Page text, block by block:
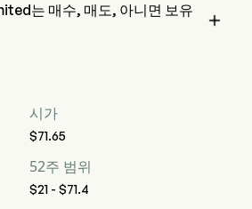
는 매수, 매도, 아니면 보유

평가를 실시했으며, 이는 7명의 강
시가
$71.65
52주 범위
$21 - $71.4